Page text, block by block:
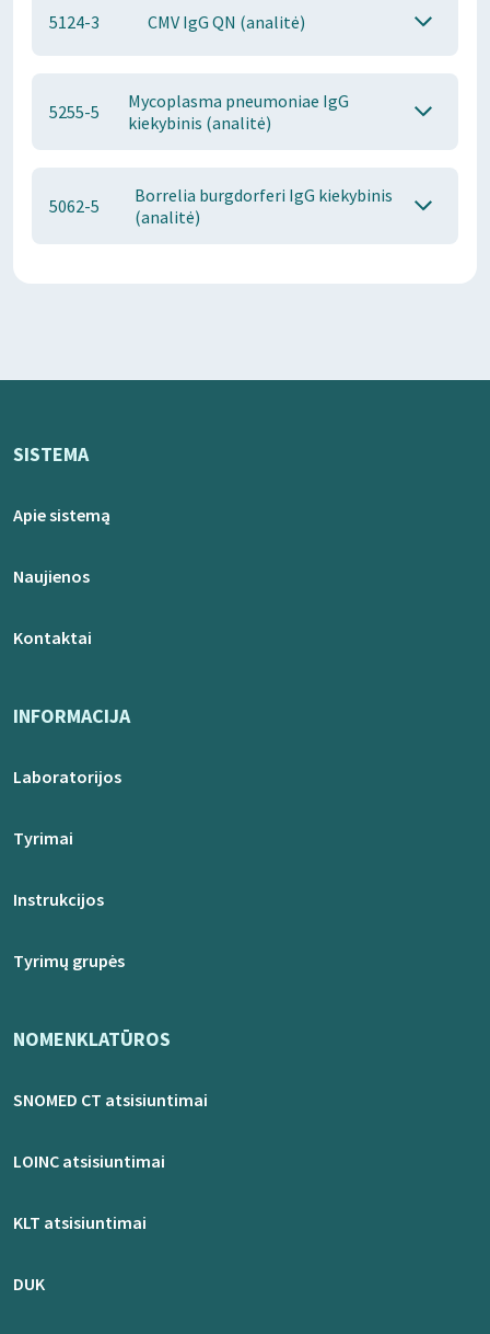
5124-3 CMV IgG QN (analitė)
5255-5
Mycoplasma pneumoniae IgG
kiekybinis (analitė)
5062-5
Borrelia burgdorferi IgG kiekybinis
(analitė)
SISTEMA
Apie sistemą
Naujienos
Kontaktai
INFORMACIJA
Laboratorijos
Tyrimai
Instrukcijos
Tyrimų grupės
NOMENKLATŪROS
SNOMED CT atsisiuntimai
LOINC atsisiuntimai
KLT atsisiuntimai
DUK